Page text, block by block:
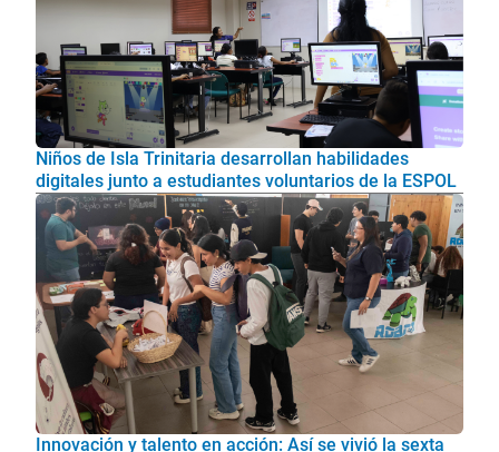
Niños de Isla Trinitaria desarrollan habilidades
digitales junto a estudiantes voluntarios de la ESPOL
Innovación y talento en acción: Así se vivió la sexta